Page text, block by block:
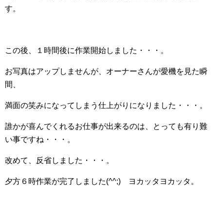
す。
この後、１時間後に作業開始しました・・・。
お写真はアップしませんが、オーナーさんが愛機を見た瞬
間、
満面の笑みになってしまう仕上がりになりました・・・。
誰かが喜んでくれるお仕事が出来るのは、とっても有り難
い事ですね・・・。
改めて、反省しました・・・。
夕方６時作業が完了しました(^^;) ヨカッタヨカッタ。